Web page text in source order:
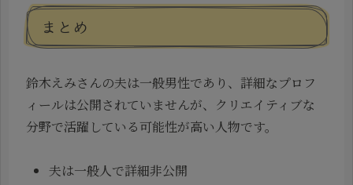
まとめ
鈴木えみさんの夫は一般男性であり、詳細なプロフ
ィールは公開されていませんが、クリエイティブな
分野で活躍している可能性が高い人物です。
夫は一般人で詳細非公開